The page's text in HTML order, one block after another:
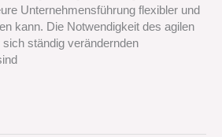
Unternehmensführung flexibler und
kann. Die Notwendigkeit des agilen
ständig verändernden